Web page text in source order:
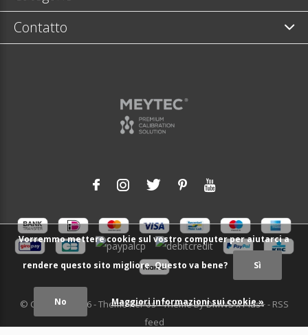
Contatto
© Copyright 2026- Theme RePos - Theme ByDMWSxPlus+- RSS
feed
Vorremmo mettere cookie sul vostro computer per aiutarci a
rendere questo sito migliore. Questo va bene? Sì
No Maggiori informazioni sui cookie »